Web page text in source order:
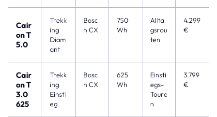
Cair
on T
5.0
Trekk
ing
Diam
ant
Bosc
h CX
750
Wh
Allta
gsrou
ten
4.299
€
Cair
on T
3.0
625
Trekk
ing
Einsti
eg
Bosc
h CX
625
Wh
Einsti
egs-
Toure
n
3.799
€